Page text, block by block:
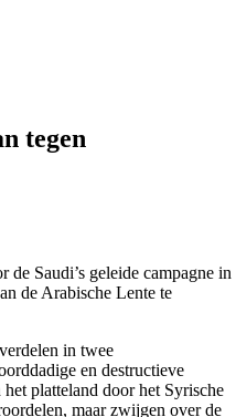
tegen
Saudi’s geleide campagne in
de Arabische Lente te
in twee
en destructieve
platteland door het Syrische
maar zwijgen over de